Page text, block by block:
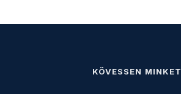
KÖVESSEN MINKET